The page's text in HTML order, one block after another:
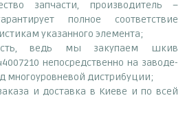
запчасти, производитель –
полное соответствие
указанного элемента;
ведь мы закупаем шкив
непосредственно на заводе-
многоуровневой дистрибуции;
и доставка в Киеве и по всей